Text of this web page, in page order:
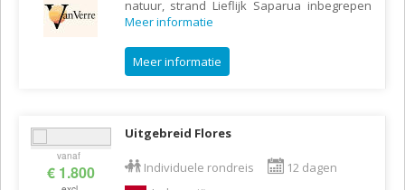
natuur, strand Lieflijk Saparua inbegrepen
Meer informatie
Meer informatie
vanaf
€ 1.800
Uitgebreid Flores
Individuele rondreis
12 dagen